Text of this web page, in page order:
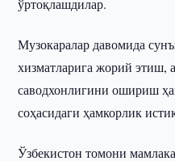
ўртоқлашдилар.
Музокаралар давомида
хизматларига жорий этиш,
саводхонлигини ошириш
соҳасидаги ҳамкорлик
Ўзбекистон томони